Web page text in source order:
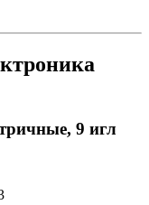
9 игл